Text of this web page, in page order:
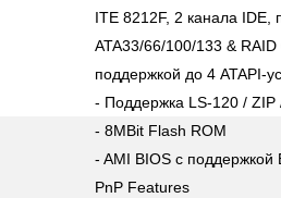
ITE 8212F, 2 канала
ATA33/66/100/133 &
поддержкой до 4 ATAPI-
- Поддержка LS-120 / ZIP
- 8MBit Flash ROM
- AMI BIOS с поддержкой
PnP Features